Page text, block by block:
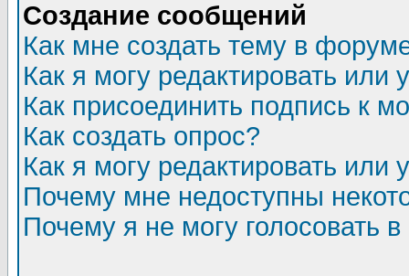
Создание сообщений
Как мне создать тему в
Как я могу редактировать или
Как присоединить подпись к
Как создать опрос?
Как я могу редактировать или
Почему мне недоступны
Почему я не могу голосовать